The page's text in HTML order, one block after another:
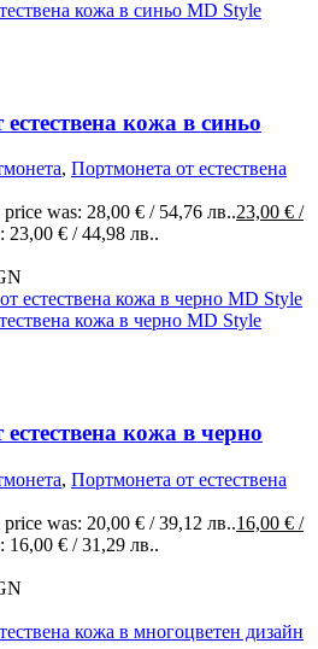
кожа в синьо
, Портмонета от естествена
was: 28,00 € / 54,76 лв..23,00 € /
23,00 € / 44,98 лв..
кожа в черно
, Портмонета от естествена
was: 20,00 € / 39,12 лв..16,00 € /
16,00 € / 31,29 лв..